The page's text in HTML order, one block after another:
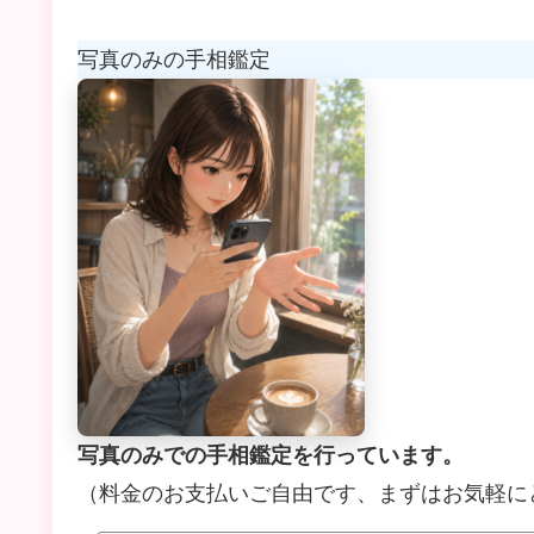
写真のみの手相鑑定
写真のみでの手相鑑定を行っています。
（料金のお支払いご自由です、まずはお気軽